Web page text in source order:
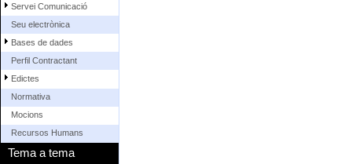
Servei Comunicació
Seu electrònica
Bases de dades
Perfil Contractant
Edictes
Normativa
Mocions
Recursos Humans
Tema a tema